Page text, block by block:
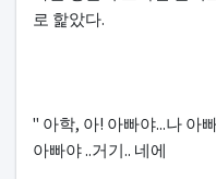
로 핥았다.
" 아학, 아! 아빠야...나 아
아빠야 ..거기.. 네에